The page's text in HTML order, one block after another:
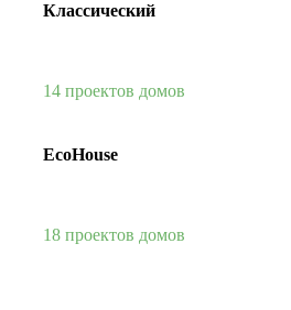
Классический
14 проектов домов
EcoHouse
18 проектов домов